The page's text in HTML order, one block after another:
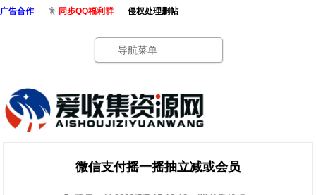
广告合作 同步QQ福利群 侵权处理删帖
导航菜单
微信支付摇一摇抽立减或会员